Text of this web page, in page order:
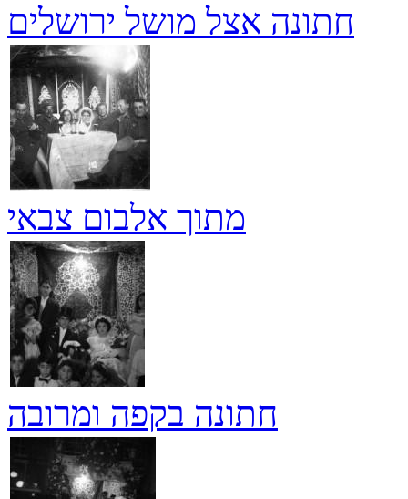
חתונה אצל מושל ירושלים
מתוך אלבום צבאי
חתונה בקפה ומרובה